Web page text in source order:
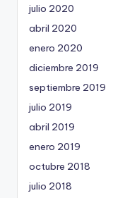
julio 2020
abril 2020
enero 2020
diciembre 2019
septiembre 2019
julio 2019
abril 2019
enero 2019
octubre 2018
julio 2018